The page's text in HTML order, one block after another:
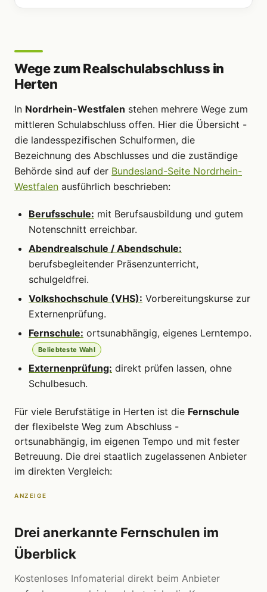
Wege zum Realschulabschluss in
Herten
In Nordrhein-Westfalen stehen mehrere Wege zum
mittleren Schulabschluss offen. Hier die Übersicht -
die landesspezifischen Schulformen, die
Bezeichnung des Abschlusses und die zuständige
Behörde sind auf der Bundesland-Seite Nordrhein-
Westfalen ausführlich beschrieben:
Berufsschule: mit Berufsausbildung und gutem
Notenschnitt erreichbar.
Abendrealschule / Abendschule:
berufsbegleitender Präsenzunterricht,
schulgeldfrei.
Volkshochschule (VHS): Vorbereitungskurse zur
Externenprüfung.
Fernschule: ortsunabhängig, eigenes Lerntempo.
Beliebteste Wahl
Externenprüfung: direkt prüfen lassen, ohne
Schulbesuch.
Für viele Berufstätige in Herten ist die Fernschule
der flexibelste Weg zum Abschluss -
ortsunabhängig, im eigenen Tempo und mit fester
Betreuung. Die drei staatlich zugelassenen Anbieter
im direkten Vergleich:
ANZEIGE
Drei anerkannte Fernschulen im
Überblick
Kostenloses Infomaterial direkt beim Anbieter